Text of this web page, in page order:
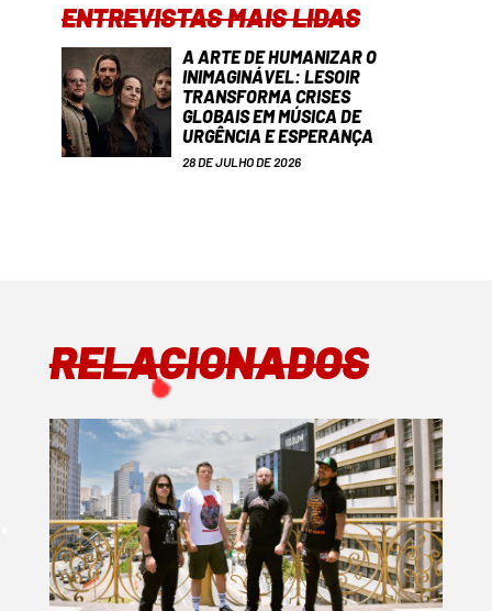
ENTREVISTAS MAIS LIDAS
A ARTE DE HUMANIZAR O
INIMAGINÁVEL: LESOIR
TRANSFORMA CRISES
GLOBAIS EM MÚSICA DE
URGÊNCIA E ESPERANÇA
28 DE JULHO DE 2026
RELACIONADOS